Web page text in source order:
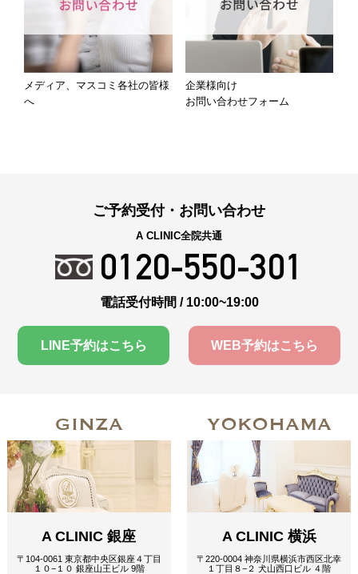
メディア、マスコミ各社の皆様
へ
企業様向け
お問い合わせフォーム
ご予約受付・お問い合わせ
A CLINIC全院共通
0120-550-301
電話受付時間 / 10:00~19:00
LINE予約はこちら WEB予約はこちら
GINZA
A CLINIC 銀座
〒104-0061 東京都中央区銀座４丁目
１０−１０ 銀座山王ビル 9階
YOKOHAMA
A CLINIC 横浜
〒220-0004 神奈川県横浜市西区北幸
１丁目８−２ 犬山西口ビル ４階